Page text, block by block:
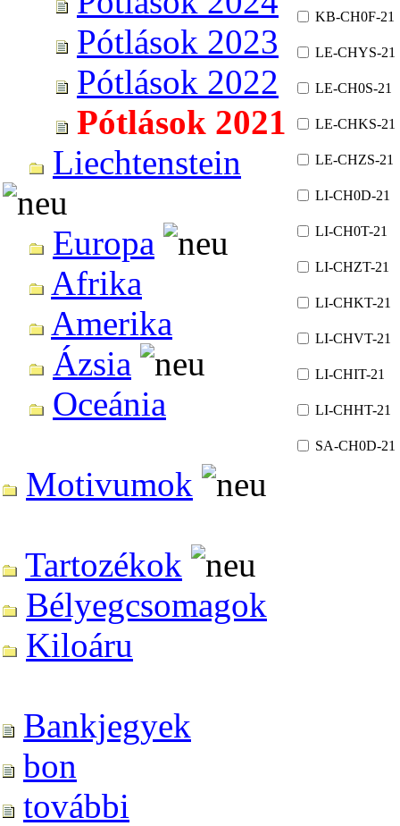
Pótlások 2023
Pótlások 2022
Pótlások 2021
Liechtenstein
Europa
Afrika
Amerika
Ázsia
Oceánia
Motivumok
Tartozékok
Bélyegcsomagok
Kiloáru
Bankjegyek
bon
további
KB-CH0F-21
LE-CHYS-21
LE-CH0S-21
LE-CHKS-21
LE-CHZS-21
LI-CH0D-21
LI-CH0T-21
LI-CHZT-21
LI-CHKT-21
LI-CHVT-21
LI-CHIT-21
LI-CHHT-21
SA-CH0D-21